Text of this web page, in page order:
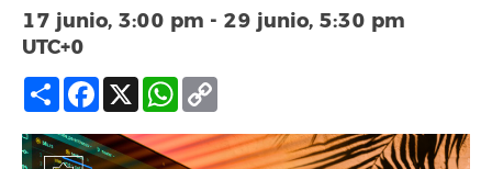
17 junio, 3:00 pm - 29 junio, 5:30 pm
UTC+0
Compartir
Facebook
X WhatsApp